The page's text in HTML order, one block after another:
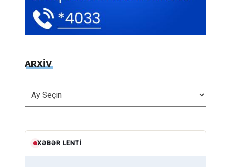
ARXİV
ARXİV
XƏBƏR LENTI